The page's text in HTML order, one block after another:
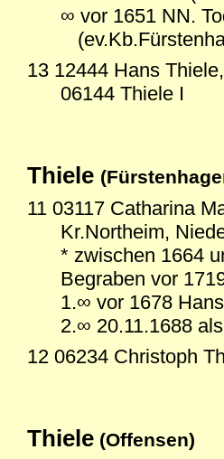
∞ vor 1651 NN.
13 12444 Hans
06144 Thiele I
Thiele
11 03117 Catharina
Kr.Northeim,
* zwischen 1664
Begraben vor
1.∞ vor 1678
2.∞ 20.11.1688
12 06234 Christoph
Thiele(Offensen)